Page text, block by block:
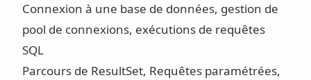
Connexion à une base de données, gestion de
pool de connexions, exécutions de requêtes
SQL
Parcours de ResultSet, Requêtes paramétrées,